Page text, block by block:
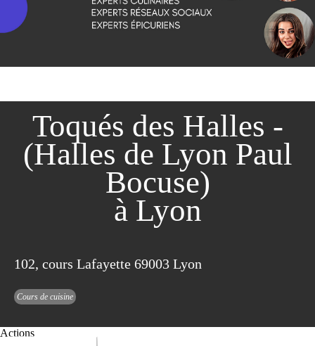
Toqués des Halles -
(Halles de Lyon Paul
Bocuse)
à Lyon
102, cours Lafayette 69003 Lyon
Cours de cuisine
Actions